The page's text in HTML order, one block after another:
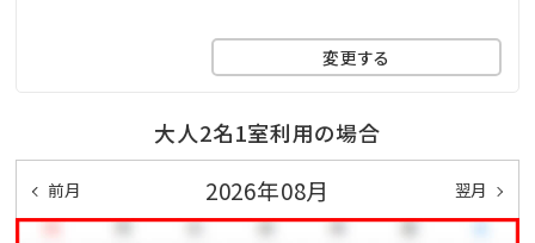
・滞在中駐車場1台無料！(通常1泊1台550円)
＜毎週開催｜サザンde週末ステージ♪＞
ガーデンプールサイドで心地良い風を感じながら、
琉球和太鼓・創作エイサー、沖縄音楽LIVEなどをお楽し
変更する
大人2名1室利用の場合
前月 2026年08月 翌月